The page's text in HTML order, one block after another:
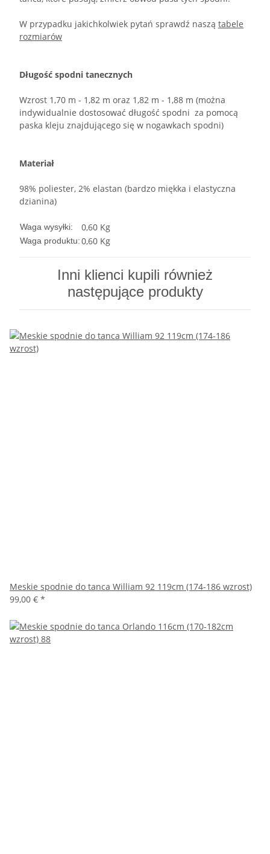
W przypadku jakichkolwiek pytań sprawdź naszą tabele
rozmiarów
Długość spodni tanecznych
Wzrost 1,70 m - 1,82 m oraz 1,82 m - 1,88 m (można
indywidualnie dostosować długość spodni za pomocą
paska kleju znajdującego się w nogawkach spodni)
Materiał
98% poliester, 2% elastan (bardzo miękka i elastyczna
dzianina)
Waga wysyłki: 0,60 Kg
Waga produktu:0,60 Kg
Inni klienci kupili również
następujące produkty
Meskie spodnie do tanca William 92 119cm (174-186 wzrost)
99,00 € *